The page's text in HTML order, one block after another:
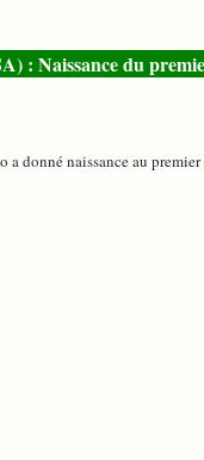
: Naissance du
donné naissance au